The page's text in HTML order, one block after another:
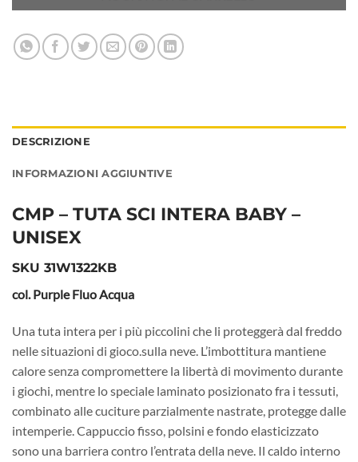
DESCRIZIONE
INFORMAZIONI AGGIUNTIVE
CMP – TUTA SCI INTERA BABY –
UNISEX
SKU 31W1322KB
col. Purple Fluo Acqua
Una tuta intera per i più piccolini che li proteggerà dal freddo
nelle situazioni di gioco.sulla neve. L’imbottitura mantiene
calore senza compromettere la libertà di movimento durante
i giochi, mentre lo speciale laminato posizionato fra i tessuti,
combinato alle cuciture parzialmente nastrate, protegge dalle
intemperie. Cappuccio fisso, polsini e fondo elasticizzato
sono una barriera contro l’entrata della neve. Il caldo interno